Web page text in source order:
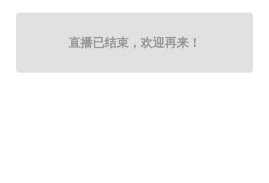
直播已结束，欢迎再来！